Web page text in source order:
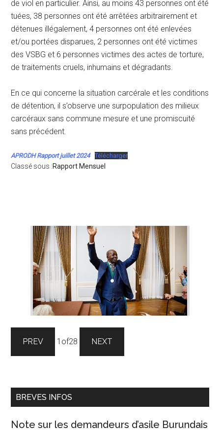
de viol en particulier. Ainsi, au moins 43 personnes ont été
tuées, 38 personnes ont été arrêtées arbitrairement et
détenues illégalement, 4 personnes ont été enlevées
et/ou portées disparues, 2 personnes ont été victimes
des VSBG et 6 personnes victimes des actes de torture,
de traitements cruels, inhumains et dégradants.
En ce qui concerne la situation carcérale et les conditions
de détention, il s’observe une surpopulation des milieux
carcéraux sans commune mesure et une promiscuité
sans précédent.
APRODH Rapport juillet 2024 Télécharger
Classé sous :Rapport Mensuel
latérale
principale
PREV 1 of28 NEXT
BREVES INFOS
Note sur les demandeurs d’asile Burundais